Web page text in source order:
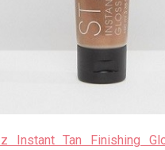
Instant Tan Finishing